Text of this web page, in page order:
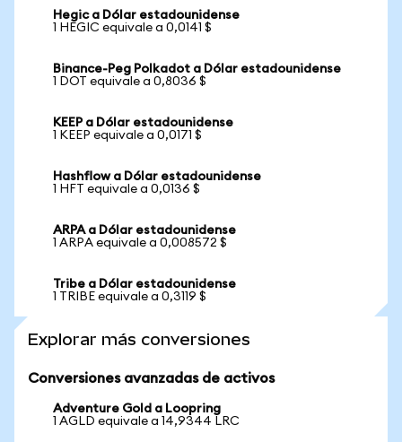
Hegic a Dólar estadounidense
1 HEGIC equivale a 0,0141 $
Binance-Peg Polkadot a Dólar estadounidense
1 DOT equivale a 0,8036 $
KEEP a Dólar estadounidense
1 KEEP equivale a 0,0171 $
Hashflow a Dólar estadounidense
1 HFT equivale a 0,0136 $
ARPA a Dólar estadounidense
1 ARPA equivale a 0,008572 $
Tribe a Dólar estadounidense
1 TRIBE equivale a 0,3119 $
Explorar más conversiones
Conversiones avanzadas de activos
Adventure Gold a Loopring
1 AGLD equivale a 14,9344 LRC